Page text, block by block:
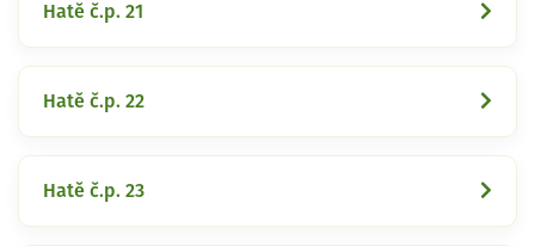
Hatě č.p. 21
Hatě č.p. 22
Hatě č.p. 23